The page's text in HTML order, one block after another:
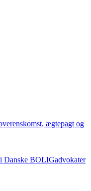
ægtepagt og
Danske BOLIGadvokater